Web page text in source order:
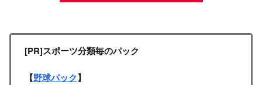
[PR]スポーツ分類毎のパック
【野球パック】